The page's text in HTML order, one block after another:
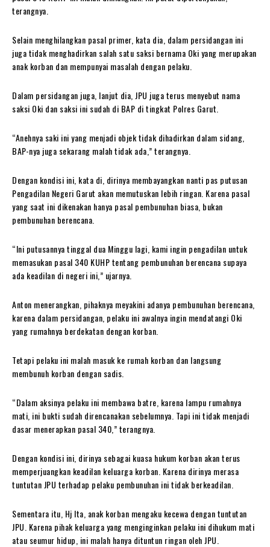
terangnya.
Selain menghilangkan pasal primer, kata dia, dalam persidangan ini
juga tidak menghadirkan salah satu saksi bernama Oki yang merupakan
anak korban dan mempunyai masalah dengan pelaku.
Dalam persidangan juga, lanjut dia, JPU juga terus menyebut nama
saksi Oki dan saksi ini sudah di BAP di tingkat Polres Garut.
“Anehnya saki ini yang menjadi objek tidak dihadirkan dalam sidang,
BAP-nya juga sekarang malah tidak ada,” terangnya.
Dengan kondisi ini, kata di, dirinya membayangkan nanti pas putusan
Pengadilan Negeri Garut akan memutuskan lebih ringan. Karena pasal
yang saat ini dikenakan hanya pasal pembunuhan biasa, bukan
pembunuhan berencana.
“Ini putusannya tinggal dua Minggu lagi, kami ingin pengadilan untuk
memasukan pasal 340 KUHP tentang pembunuhan berencana supaya
ada keadilan di negeri ini,” ujarnya.
Anton menerangkan, pihaknya meyakini adanya pembunuhan berencana,
karena dalam persidangan, pelaku ini awalnya ingin mendatangi Oki
yang rumahnya berdekatan dengan korban.
Tetapi pelaku ini malah masuk ke rumah korban dan langsung
membunuh korban dengan sadis.
“Dalam aksinya pelaku ini membawa batre, karena lampu rumahnya
mati, ini bukti sudah direncanakan sebelumnya. Tapi ini tidak menjadi
dasar menerapkan pasal 340,” terangnya.
Dengan kondisi ini, dirinya sebagai kuasa hukum korban akan terus
memperjuangkan keadilan keluarga korban. Karena dirinya merasa
tuntutan JPU terhadap pelaku pembunuhan ini tidak berkeadilan.
Sementara itu, Hj Ita, anak korban mengaku kecewa dengan tuntutan
JPU. Karena pihak keluarga yang menginginkan pelaku ini dihukum mati
atau seumur hidup, ini malah hanya dituntun ringan oleh JPU.